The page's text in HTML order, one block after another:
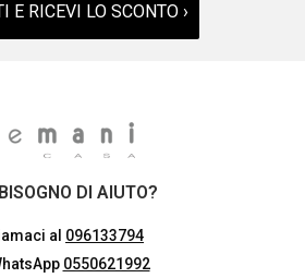
E RICEVI LO SCONTO ›
DI AIUTO?
al 096133794
0550621992